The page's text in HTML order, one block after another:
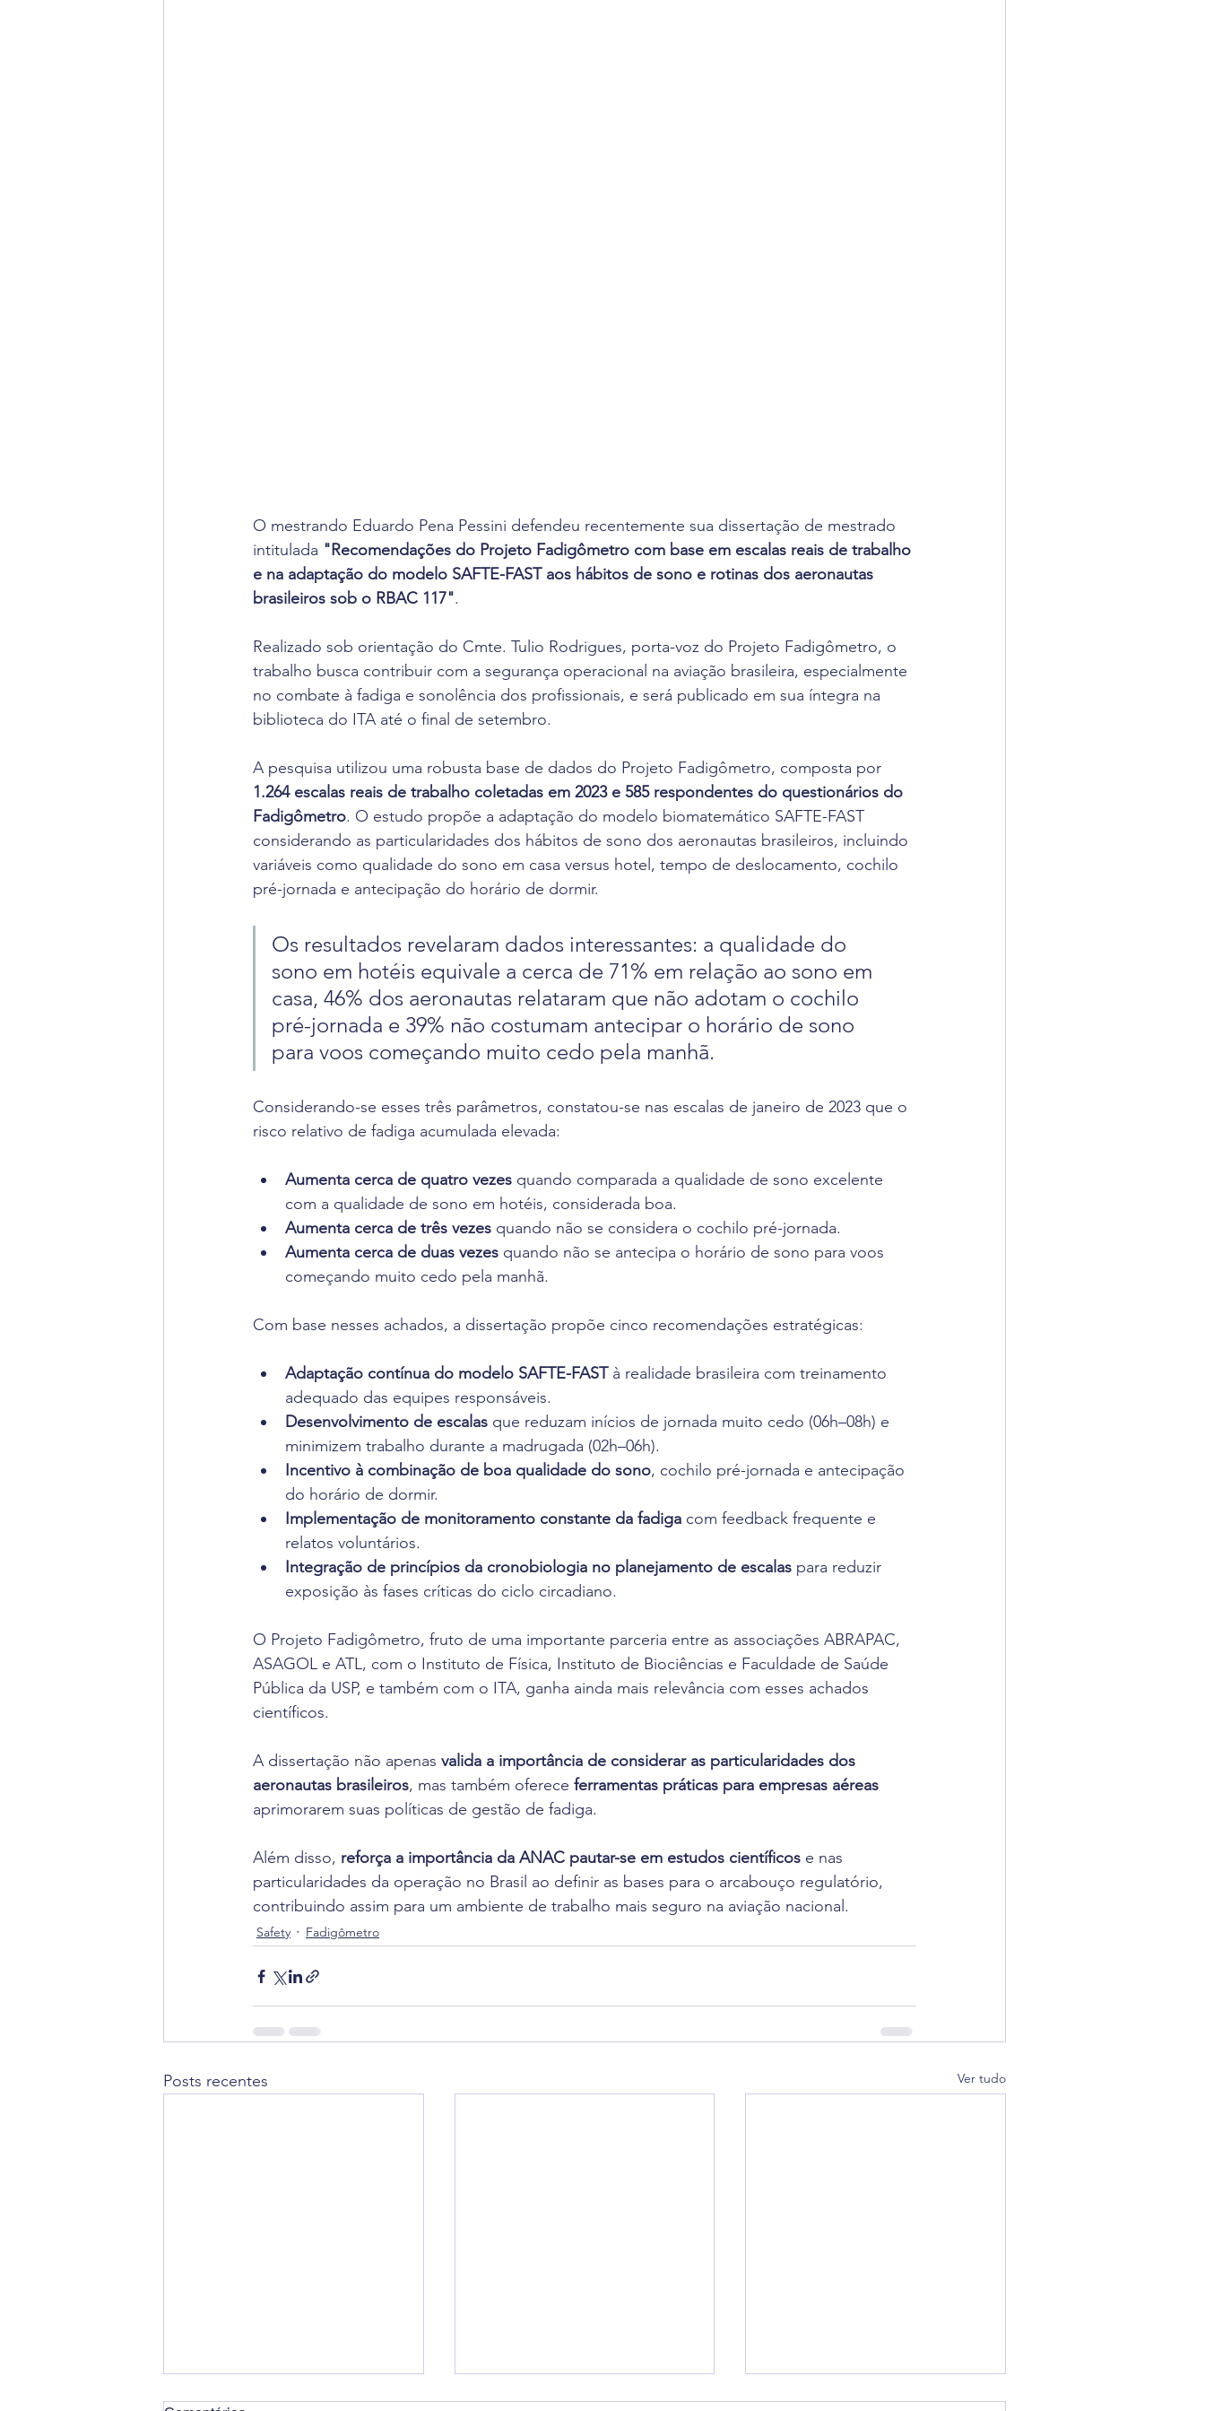
O mestrando Eduardo Pena Pessini defendeu recentemente sua dissertação de mestrado
intitulada "Recomendações do Projeto Fadigômetro com base em escalas reais de trabalho
e na adaptação do modelo SAFTE-FAST aos hábitos de sono e rotinas dos aeronautas
brasileiros sob o RBAC 117".
Realizado sob orientação do Cmte. Tulio Rodrigues, porta-voz do Projeto Fadigômetro, o
trabalho busca contribuir com a segurança operacional na aviação brasileira, especialmente
no combate à fadiga e sonolência dos profissionais, e será publicado em sua íntegra na
biblioteca do ITA até o final de setembro.
A pesquisa utilizou uma robusta base de dados do Projeto Fadigômetro, composta por
1.264 escalas reais de trabalho coletadas em 2023 e 585 respondentes do questionários do
Fadigômetro. O estudo propõe a adaptação do modelo biomatemático SAFTE-FAST
considerando as particularidades dos hábitos de sono dos aeronautas brasileiros, incluindo
variáveis como qualidade do sono em casa versus hotel, tempo de deslocamento, cochilo
pré-jornada e antecipação do horário de dormir.
Os resultados revelaram dados interessantes: a qualidade do
sono em hotéis equivale a cerca de 71% em relação ao sono em
casa, 46% dos aeronautas relataram que não adotam o cochilo
pré-jornada e 39% não costumam antecipar o horário de sono
para voos começando muito cedo pela manhã.
Considerando-se esses três parâmetros, constatou-se nas escalas de janeiro de 2023 que o
risco relativo de fadiga acumulada elevada:
Aumenta cerca de quatro vezes quando comparada a qualidade de sono excelente
com a qualidade de sono em hotéis, considerada boa.
Aumenta cerca de três vezes quando não se considera o cochilo pré-jornada.
Aumenta cerca de duas vezes quando não se antecipa o horário de sono para voos
começando muito cedo pela manhã.
Com base nesses achados, a dissertação propõe cinco recomendações estratégicas:
Adaptação contínua do modelo SAFTE-FAST à realidade brasileira com treinamento
adequado das equipes responsáveis.
Desenvolvimento de escalas que reduzam inícios de jornada muito cedo (06h–08h) e
minimizem trabalho durante a madrugada (02h–06h).
Incentivo à combinação de boa qualidade do sono, cochilo pré-jornada e antecipação
do horário de dormir.
Implementação de monitoramento constante da fadiga com feedback frequente e
relatos voluntários.
Integração de princípios da cronobiologia no planejamento de escalas para reduzir
exposição às fases críticas do ciclo circadiano.
O Projeto Fadigômetro, fruto de uma importante parceria entre as associações ABRAPAC,
ASAGOL e ATL, com o Instituto de Física, Instituto de Biociências e Faculdade de Saúde
Pública da USP, e também com o ITA, ganha ainda mais relevância com esses achados
científicos.
A dissertação não apenas valida a importância de considerar as particularidades dos
aeronautas brasileiros, mas também oferece ferramentas práticas para empresas aéreas
aprimorarem suas políticas de gestão de fadiga.
Além disso, reforça a importância da ANAC pautar-se em estudos científicos e nas
particularidades da operação no Brasil ao definir as bases para o arcabouço regulatório,
contribuindo assim para um ambiente de trabalho mais seguro na aviação nacional.
Safety Fadigômetro
Posts recentes Ver tudo